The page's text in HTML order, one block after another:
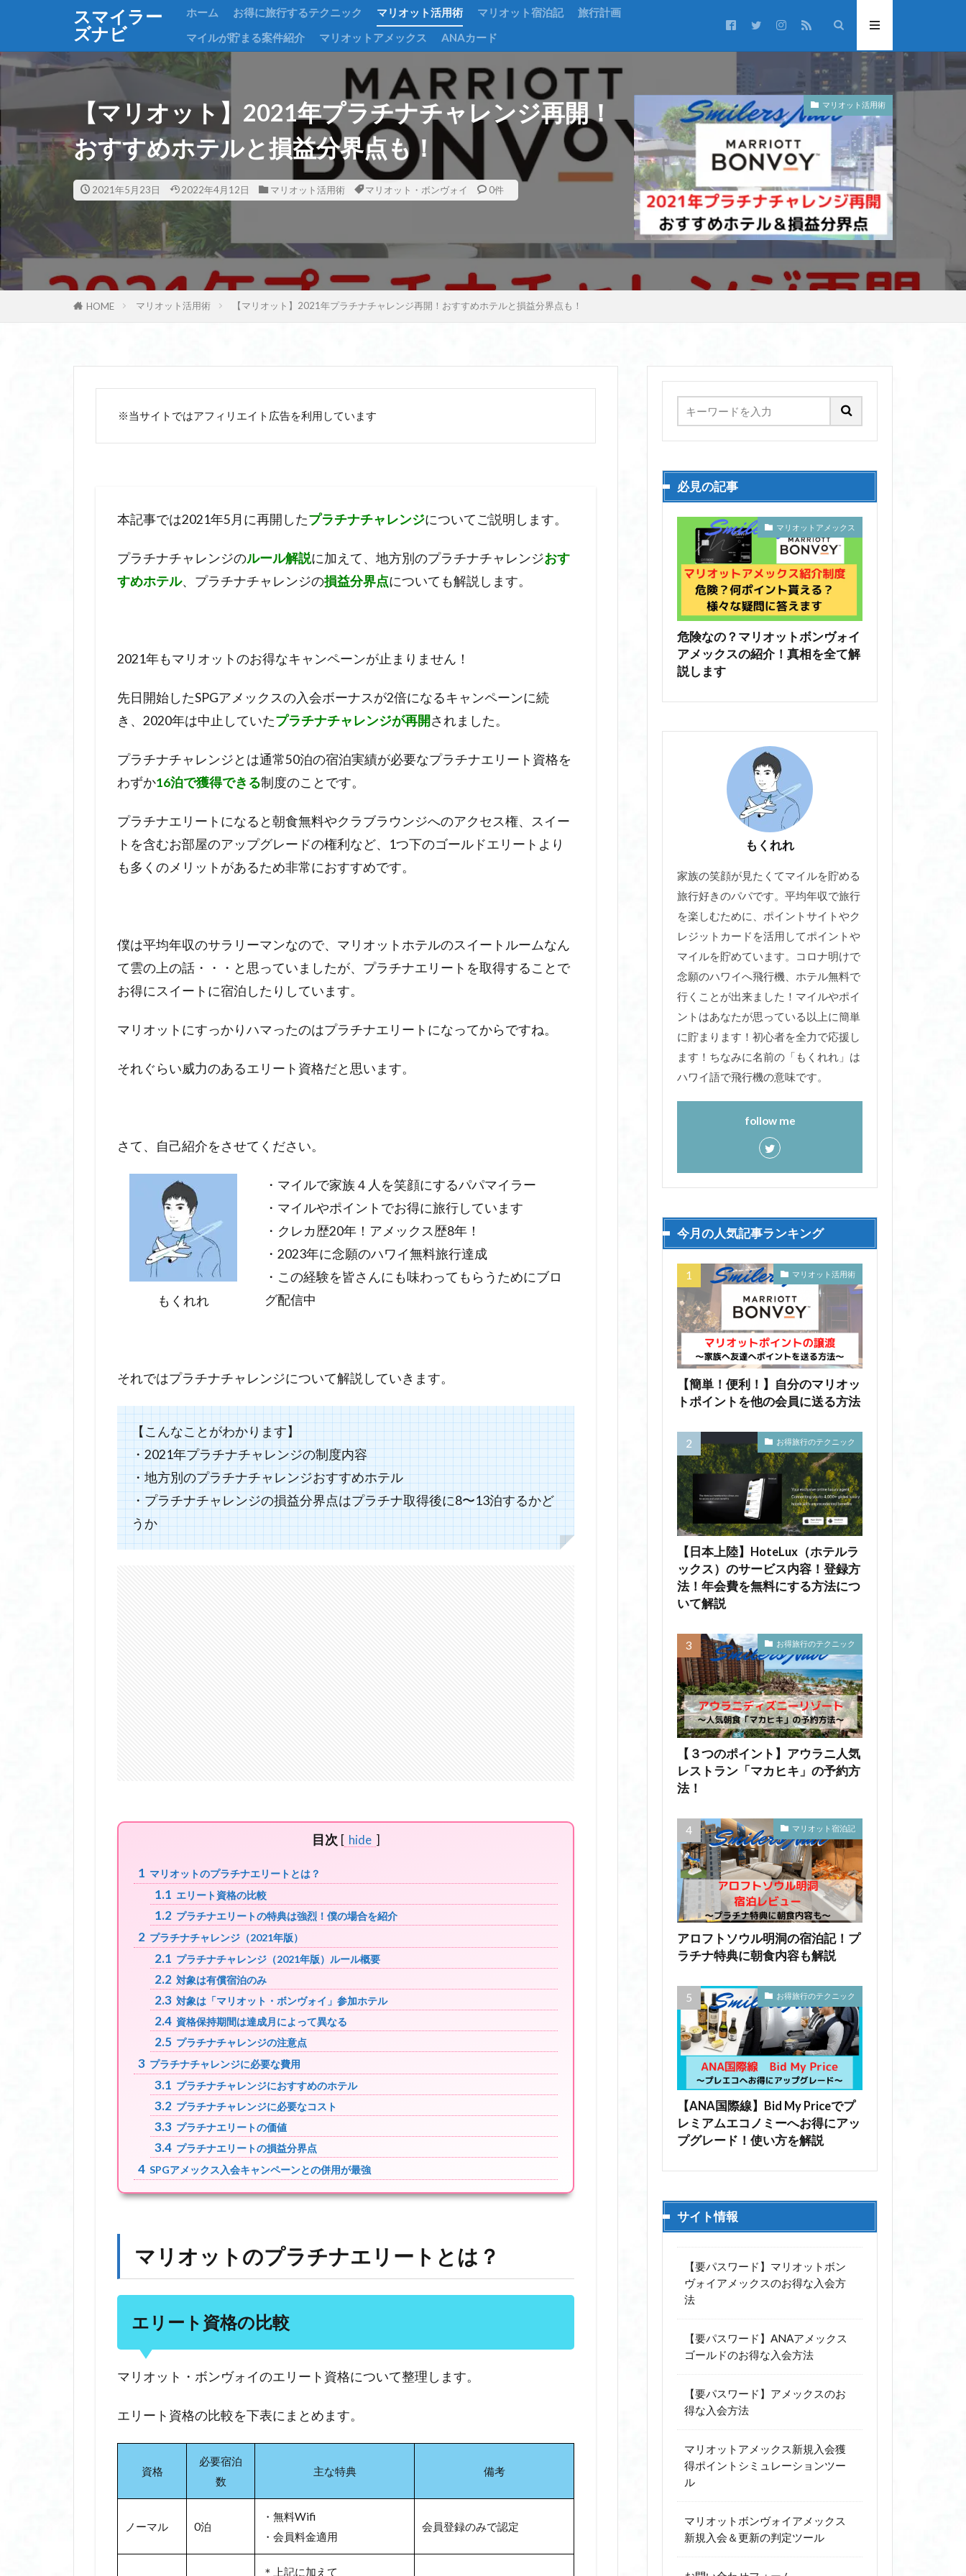
スマイラー
ズナビ
ホーム お得に旅行するテクニック マリオット活用術 マリオット宿泊記
旅行計画
マイルが貯まる案件紹介
マリオットアメックス ANAカード
【マリオット】2021年プラチナチャレンジ再開！
おすすめホテルと損益分界点も！
2021年5月23日 2022年4月12日 マリオット活用術 マリオット・ボンヴォイ 0件
マリオット活用術
HOME マリオット活用術 【マリオット】2021年プラチナチャレンジ再開！おすすめホテルと損益分界点も！
※当サイトではアフィリエイト広告を利用しています
本記事では2021年5月に再開したプラチナチャレンジについてご説明します。
プラチナチャレンジのルール解説に加えて、地方別のプラチナチャレンジおす
すめホテル、プラチナチャレンジの損益分界点についても解説します。
2021年もマリオットのお得なキャンペーンが止まりません！
先日開始したSPGアメックスの入会ボーナスが2倍になるキャンペーンに続
き、2020年は中止していたプラチナチャレンジが再開されました。
プラチナチャレンジとは通常50泊の宿泊実績が必要なプラチナエリート資格を
わずか16泊で獲得できる制度のことです。
プラチナエリートになると朝食無料やクラブラウンジへのアクセス権、スイー
トを含むお部屋のアップグレードの権利など、1つ下のゴールドエリートより
も多くのメリットがあるため非常におすすめです。
僕は平均年収のサラリーマンなので、マリオットホテルのスイートルームなん
て雲の上の話・・・と思っていましたが、プラチナエリートを取得することで
お得にスイートに宿泊したりしています。
マリオットにすっかりハマったのはプラチナエリートになってからですね。
それぐらい威力のあるエリート資格だと思います。
さて、自己紹介をさせてください。
もくれれ
・マイルで家族４人を笑顔にするパパマイラー
・マイルやポイントでお得に旅行しています
・クレカ歴20年！アメックス歴8年！
・2023年に念願のハワイ無料旅行達成
・この経験を皆さんにも味わってもらうためにブロ
グ配信中
それではプラチナチャレンジについて解説していきます。
【こんなことがわかります】
・2021年プラチナチャレンジの制度内容
・地方別のプラチナチャレンジおすすめホテル
・プラチナチャレンジの損益分界点はプラチナ取得後に8〜13泊するかど
うか
目次 [ hide ]
1 マリオットのプラチナエリートとは？
1.1 エリート資格の比較
1.2 プラチナエリートの特典は強烈！僕の場合を紹介
2 プラチナチャレンジ（2021年版）
2.1 プラチナチャレンジ（2021年版）ルール概要
2.2 対象は有償宿泊のみ
2.3 対象は「マリオット・ボンヴォイ」参加ホテル
2.4 資格保持期間は達成月によって異なる
2.5 プラチナチャレンジの注意点
3 プラチナチャレンジに必要な費用
3.1 プラチナチャレンジにおすすめのホテル
3.2 プラチナチャレンジに必要なコスト
3.3 プラチナエリートの価値
3.4 プラチナエリートの損益分界点
4 SPGアメックス入会キャンペーンとの併用が最強
マリオットのプラチナエリートとは？
エリート資格の比較
マリオット・ボンヴォイのエリート資格について整理します。
エリート資格の比較を下表にまとめます。
資格
必要宿泊
数
主な特典 備考
ノーマル 0泊
・無料Wifi
・会員料金適用
会員登録のみで認定
＊上記に加えて
必見の記事
マリオットアメックス
危険なの？マリオットボンヴォイ
アメックスの紹介！真相を全て解
説します
もくれれ
家族の笑顔が見たくてマイルを貯める
旅行好きのパパです。平均年収で旅行
を楽しむために、ポイントサイトやク
レジットカードを活用してポイントや
マイルを貯めています。コロナ明けで
念願のハワイへ飛行機、ホテル無料で
行くことが出来ました！マイルやポイ
ントはあなたが思っている以上に簡単
に貯まります！初心者を全力で応援し
ます！ちなみに名前の「もくれれ」は
ハワイ語で飛行機の意味です。
follow me
今月の人気記事ランキング
マリオット活用術
【簡単！便利！】自分のマリオッ
トポイントを他の会員に送る方法
お得旅行のテクニック
【日本上陸】HoteLux（ホテルラ
ックス）のサービス内容！登録方
法！年会費を無料にする方法につ
いて解説
お得旅行のテクニック
【３つのポイント】アウラニ人気
レストラン「マカヒキ」の予約方
法！
マリオット宿泊記
アロフトソウル明洞の宿泊記！プ
ラチナ特典に朝食内容も解説
お得旅行のテクニック
【ANA国際線】Bid My Priceでプ
レミアムエコノミーへお得にアッ
プグレード！使い方を解説
サイト情報
【要パスワード】マリオットボン
ヴォイアメックスのお得な入会方
法
【要パスワード】ANAアメックス
ゴールドのお得な入会方法
【要パスワード】アメックスのお
得な入会方法
マリオットアメックス新規入会獲
得ポイントシミュレーションツー
ル
マリオットボンヴォイアメックス
新規入会＆更新の判定ツール